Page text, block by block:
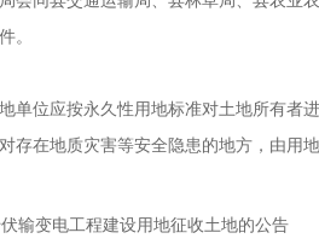
。
单位应按永久性用地标准对土地所有
存在地质灾害等安全隐患的地方，由用
输变电工程建设用地征收土地的公告